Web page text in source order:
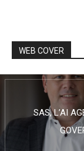
WEB COVER
SAS, L’AI